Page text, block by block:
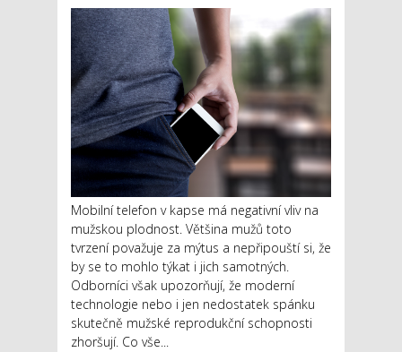
Mobilní telefon v kapse má negativní vliv na
mužskou plodnost. Většina mužů toto
tvrzení považuje za mýtus a nepřipouští si, že
by se to mohlo týkat i jich samotných.
Odborníci však upozorňují, že moderní
technologie nebo i jen nedostatek spánku
skutečně mužské reprodukční schopnosti
zhoršují. Co vše...